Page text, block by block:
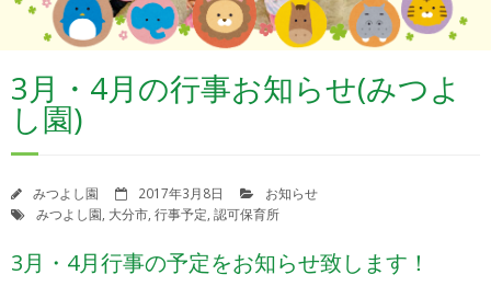
お知らせ一覧
カレンダー
女性の働きやすい職場づくり
苦情解決の状況報告
決算報告書
3月・4月の行事お知らせ(みつよ
し園)
みつよし園 2017年3月8日
お知らせ
みつよし園 大分市 行事予定 認可保育所
3月・4月行事の予定をお知らせ致します！